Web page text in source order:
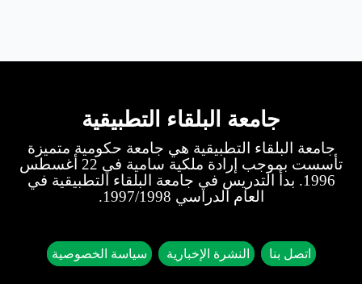
جامعة البلقاء التطبيقية
جامعة البلقاء التطبيقية هي جامعة حكومية متميزة
تأسست بموجب إرادة ملكية سامية في 22 أغسطس
1996. بدأ التدريس في جامعة البلقاء التطبيقية في
العام الدراسي 1997/1998.
اتصل بنا النشرة الإخبارية سياسة الخصوصية